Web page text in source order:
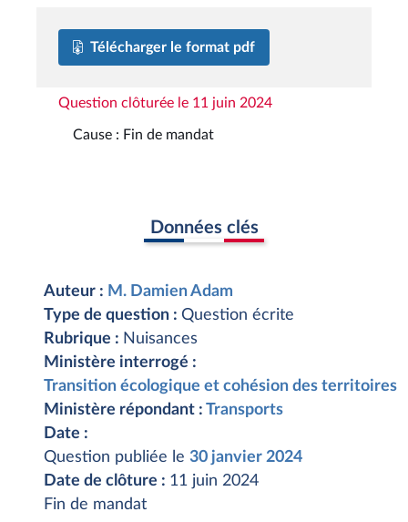
Télécharger le format pdf
Question clôturée le 11 juin 2024
Cause : Fin de mandat
Données clés
Auteur : M. Damien Adam
Type de question : Question écrite
Rubrique : Nuisances
Ministère interrogé :
Transition écologique et cohésion des territoires
Ministère répondant : Transports
Date :
Question publiée le 30 janvier 2024
Date de clôture : 11 juin 2024
Fin de mandat